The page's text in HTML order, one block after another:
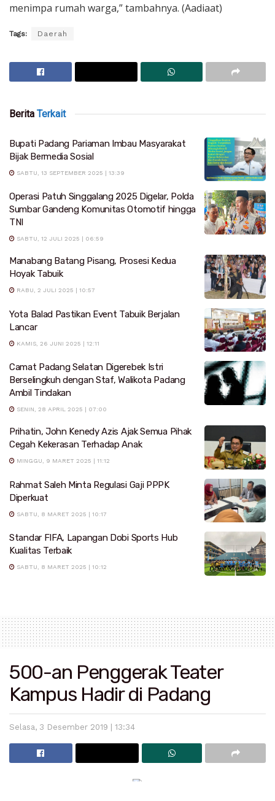
menimpa rumah warga,” tambahnya. (Aadiaat)
Tags: Daerah
Berita Terkait
Bupati Padang Pariaman Imbau Masyarakat
Bijak Bermedia Sosial
SABTU, 13 SEPTEMBER 2025 | 13:39
Operasi Patuh Singgalang 2025 Digelar, Polda
Sumbar Gandeng Komunitas Otomotif hingga
TNI
SABTU, 12 JULI 2025 | 06:59
Manabang Batang Pisang, Prosesi Kedua
Hoyak Tabuik
RABU, 2 JULI 2025 | 10:57
Yota Balad Pastikan Event Tabuik Berjalan
Lancar
KAMIS, 26 JUNI 2025 | 12:11
Camat Padang Selatan Digerebek Istri
Berselingkuh dengan Staf, Walikota Padang
Ambil Tindakan
SENIN, 28 APRIL 2025 | 07:00
Prihatin, John Kenedy Azis Ajak Semua Pihak
Cegah Kekerasan Terhadap Anak
MINGGU, 9 MARET 2025 | 11:12
Rahmat Saleh Minta Regulasi Gaji PPPK
Diperkuat
SABTU, 8 MARET 2025 | 10:17
Standar FIFA, Lapangan Dobi Sports Hub
Kualitas Terbaik
SABTU, 8 MARET 2025 | 10:12
500-an Penggerak Teater
Kampus Hadir di Padang
Selasa, 3 Desember 2019 | 13:34